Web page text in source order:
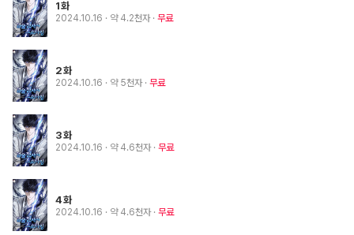
1화
2024.10.16 · 약 4.2천자 무료
2화
2024.10.16 · 약 5천자 무료
3화
2024.10.16 · 약 4.6천자 무료
4화
2024.10.16 · 약 4.6천자 무료